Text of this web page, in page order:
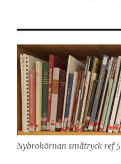
Nybrohörnan småtryck ref 5